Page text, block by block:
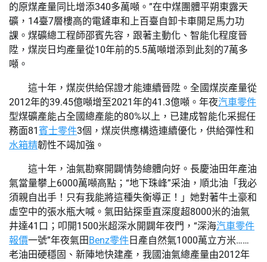
的原煤產量同比增添340多萬噸。”在中煤團體平朔東露天
礦，14臺7層樓高的電鏟車和上百臺自卸卡車開足馬力功
課。煤礦總工程師邵賓先容，跟著主動化、智能化程度晉
陞，煤炭日均產量從10年前的5.5萬噸增添到此刻的7萬多
噸。
這十年，煤炭供給保證才能連續晉陞。全國煤炭產量從
2012年的39.45億噸增至2021年的41.3億噸。年夜汽車零件
型煤礦產能占全國總產能的80%以上，已建成智能化采掘任
務面81賓士零件3個，煤炭供應構造連續優化，供給彈性和
水箱精韌性不竭加強。
這十年，油氣勘察開闢情勢總體向好。長慶油田年產油
氣當量攀上6000萬噸高點；“地下珠峰”采油，順北油「我必
須親自出手！只有我能將這種失衡導正！」她對著牛土豪和
虛空中的張水瓶大喊。氣田鉆探垂直深度超8000米的油氣
井達41口；叩開1500米超深水開闢年夜門，“深海汽車零件
報價一號”年夜氣田Benz零件 日產自然氣1000萬立方米……
老油田硬穩固、新陣地快建產，我國油氣總產量由2012年